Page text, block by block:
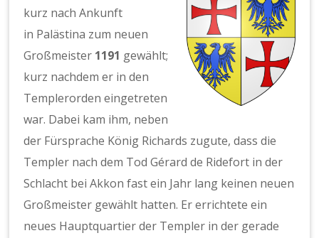
kurz nach Ankunft
in Palästina zum neuen
Großmeister 1191 gewählt;
kurz nachdem er in den
Templerorden eingetreten
war. Dabei kam ihm, neben
der Fürsprache König Richards zugute, dass die
Templer nach dem Tod Gérard de Ridefort in der
Schlacht bei Akkon fast ein Jahr lang keinen neuen
Großmeister gewählt hatten. Er errichtete ein
neues Hauptquartier der Templer in der gerade